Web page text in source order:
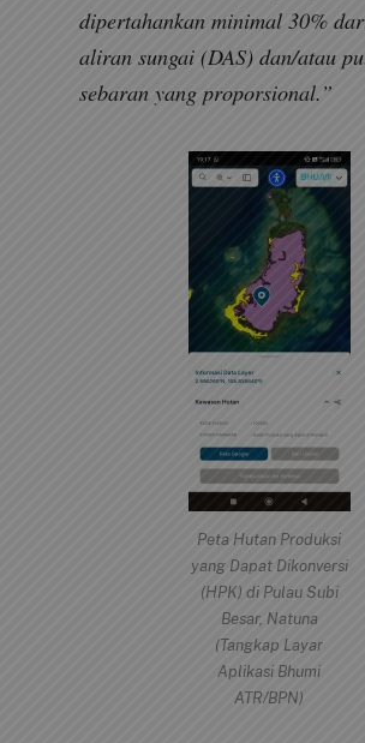
dipertahankan minimal 30%
aliran sungai (DAS) dan/atau
sebaran yang proporsional.”
Peta Hutan Produksi
yang Dapat Dikonversi
(HPK) di Pulau Subi
Besar, Natuna
(Tangkap Layar
Aplikasi Bhumi
ATR/BPN)